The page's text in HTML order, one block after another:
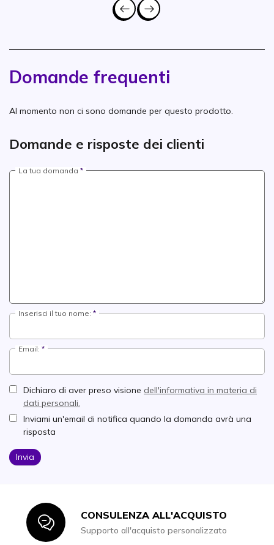
Domande frequenti
Al momento non ci sono domande per questo prodotto.
Domande e risposte dei clienti
La tua domanda
Inserisci il tuo nome:
Email:
Dichiaro di aver preso visione dell'informativa in materia di
dati personali.
Inviami un'email di notifica quando la domanda avrà una
risposta
Invia
IconCONSULENZA ALL'ACQUISTO
Supporto all'acquisto personalizzato